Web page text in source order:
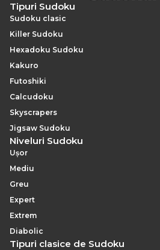
Tipuri Sudoku
Sudoku clasic
Killer Sudoku
Hexadoku Sudoku
Kakuro
Futoshiki
Calcudoku
Skyscrapers
Jigsaw Sudoku
Niveluri Sudoku
Ușor
Mediu
Greu
Expert
Extrem
Diabolic
Tipuri clasice de Sudoku